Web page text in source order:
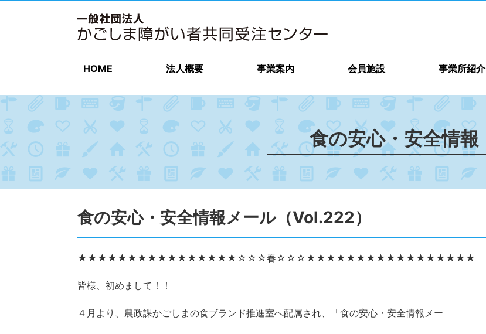
HOME 法人概要 事業案内 会員施設 事業所紹介
食の安心・安全情報
食の安心・安全情報メール（Vol.222）
★★★★★★★★★★★★★★★★☆☆☆春☆☆☆★★★★★★★★★★★★★★★★★
皆様、初めまして！！
４月より、農政課かごしまの食ブランド推進室へ配属され、「食の安心・安全情報メー